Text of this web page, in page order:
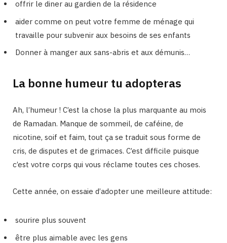
offrir le diner au gardien de la résidence
aider comme on peut votre femme de ménage qui
travaille pour subvenir aux besoins de ses enfants
Donner à manger aux sans-abris et aux démunis…
La bonne humeur tu adopteras
Ah, l’humeur ! C’est la chose la plus marquante au mois
de Ramadan. Manque de sommeil, de caféine, de
nicotine, soif et faim, tout ça se traduit sous forme de
cris, de disputes et de grimaces. C’est difficile puisque
c’est votre corps qui vous réclame toutes ces choses.
Cette année, on essaie d’adopter une meilleure attitude:
sourire plus souvent
être plus aimable avec les gens